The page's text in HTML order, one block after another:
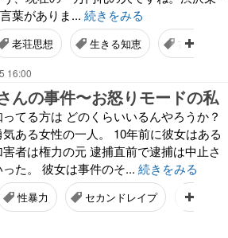
葉がありま... 続きをみる
老荘思想 生きる知恵 古典
16:00
んの事件〜お怒りモードの私
てる方は どのくらいいるんやろうか？
ある女性の一人。 10年前に彼女はある
者は権力の元 逮捕直前で逮捕は中止さ
た。 彼女は事件のそ... 続きをみる
性暴力 セカンドレイプ